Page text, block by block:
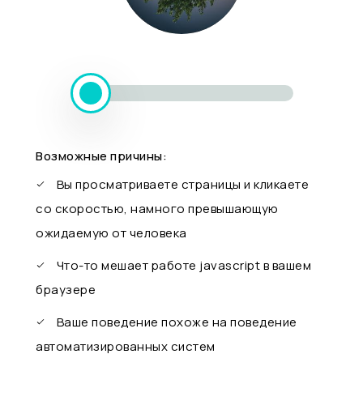
Возможные причины:
Вы просматриваете страницы и кликаете
со скоростью, намного превышающую
ожидаемую от человека
Что-то мешает работе javascript в вашем
браузере
Ваше поведение похоже на поведение
автоматизированных систем